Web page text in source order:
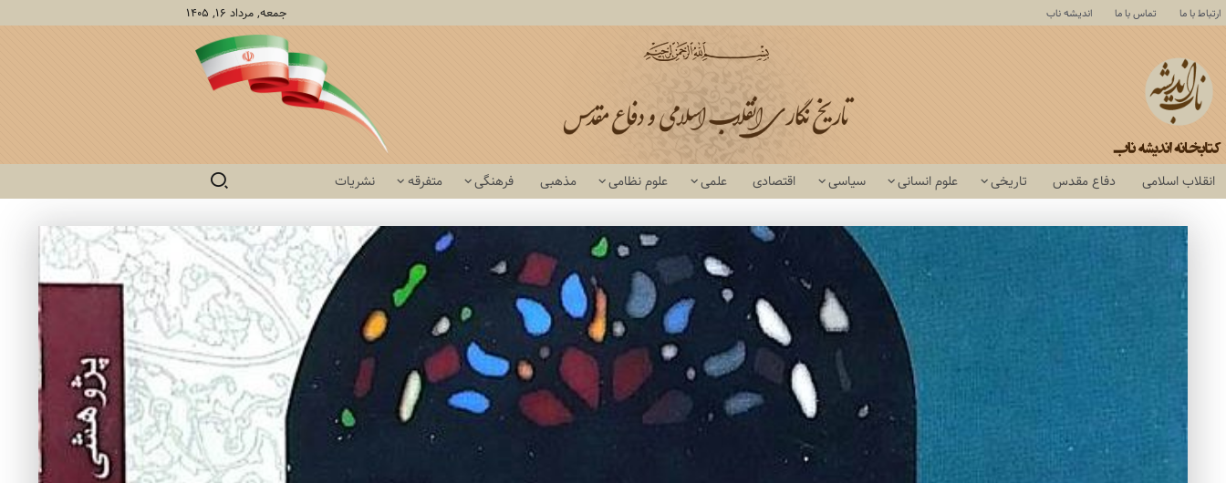
ارتباط با ما تماس با ما اندیشه ناب جمعه, مرداد ۱۶, ۱۴۰۵
انقلاب اسلامی دفاع مقدس تاریخی علوم انسانی سیاسی اقتصادی علمی علوم نظامی مذهبی فرهنگی متفرقه نشریات